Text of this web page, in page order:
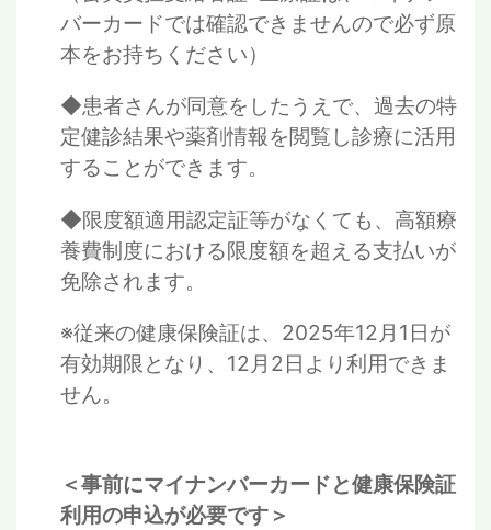
バーカードでは確認できませんので必ず原
本をお持ちください）
◆患者さんが同意をしたうえで、過去の特
定健診結果や薬剤情報を閲覧し診療に活用
することができます。
◆限度額適用認定証等がなくても、高額療
養費制度における限度額を超える支払いが
免除されます。
※従来の健康保険証は、2025年12月1日が
有効期限となり、12月2日より利用できま
せん。
＜事前にマイナンバーカードと健康保険証
利用の申込が必要です＞